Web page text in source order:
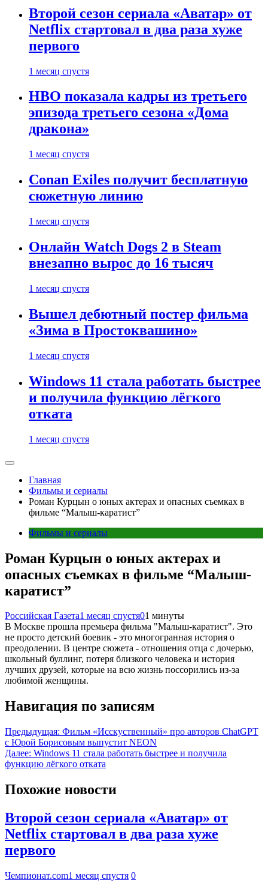
Второй сезон сериала «Аватар» от
Netflix стартовал в два раза хуже
первого
1 месяц спустя
HBO показала кадры из третьего
эпизода третьего сезона «Дома
дракона»
1 месяц спустя
Conan Exiles получит бесплатную
сюжетную линию
1 месяц спустя
Онлайн Watch Dogs 2 в Steam
внезапно вырос до 16 тысяч
1 месяц спустя
Вышел дебютный постер фильма
«Зима в Простоквашино»
1 месяц спустя
Windows 11 стала работать быстрее
и получила функцию лёгкого
отката
1 месяц спустя
Главная
Фильмы и сериалы
Роман Курцын о юных актерах и опасных съемках в
фильме “Малыш-каратист”
Фильмы и сериалы
Роман Курцын о юных актерах и
опасных съемках в фильме “Малыш-
каратист”
Российская Газета1 месяц спустя01 минуты
В Москве прошла премьера фильма "Малыш-каратист". Это
не просто детский боевик - это многогранная история о
преодолении. В центре сюжета - отношения отца с дочерью,
школьный буллинг, потеря близкого человека и история
лучших друзей, которые на всю жизнь поссорились из-за
любимой женщины.
Навигация по записям
Предыдущая: Фильм «Исскуственный» про авторов ChatGPT
с Юрой Борисовым выпустит NEON
Далее: Windows 11 стала работать быстрее и получила
функцию лёгкого отката
Похожие новости
Второй сезон сериала «Аватар» от
Netflix стартовал в два раза хуже
первого
Чемпионат.com1 месяц спустя 0